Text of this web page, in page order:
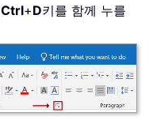
Ctrl+D키를 함께 누를